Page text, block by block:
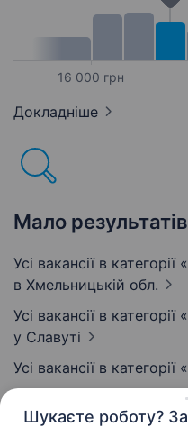
Шукаєте роботу?
16 000 грн
Докладніше
Мало
Усі вакансії в
в Хмельницькій обл.
Усі вакансії в
у Славуті
Усі вакансії в